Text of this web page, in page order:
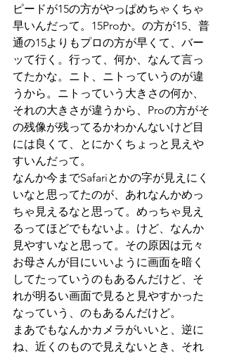
ピードが15の方がやっぱめちゃくちゃ
早いんだって。15Proか。の方が15、普
通の15よりもプロの方が早くて、バー
ッて行く。行って、何か、なんて言っ
てたかな。ニト、ニトっていうのが違
うから。ニトっていう大きさの何か、
それの大きさが違うから、Proの方がそ
の残像が残ってるかわかんないけど目
には良くて、とにかくちょっと見えや
すいんだって。
なんか今までSafariとかの字が見えにく
いなと思ってたのが、あれなんかめっ
ちゃ見えるなと思って。めっちゃ見え
るってほどでもないよ。けど、なんか
見やすいなと思って。その原因は元々
お母さんが目にいいように画面を暗く
してたっていうのもあるんだけど、そ
れが明るい画面で見ると見やすかった
なっていう、のもあるんだけど。
まあでもなんかカメラがいいと、逆に
ね、近くのもので見えないとき、それ